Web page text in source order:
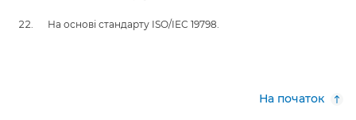
На основі стандарту ISO/IEC 19798.
На початок